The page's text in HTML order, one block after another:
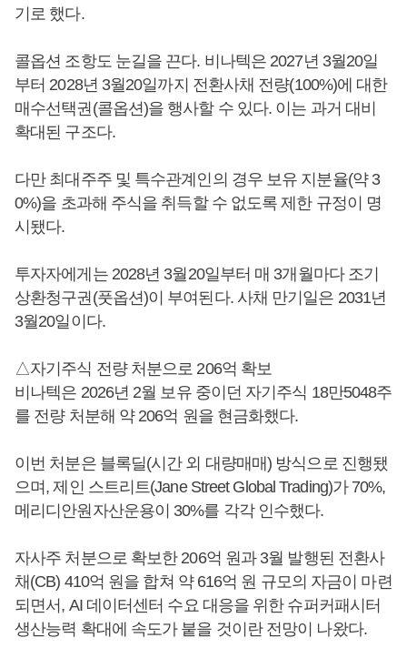
기로 했다.
콜옵션 조항도 눈길을 끈다. 비나텍은 2027년 3월20일
부터 2028년 3월20일까지 전환사채 전량(100%)에 대한
매수선택권(콜옵션)을 행사할 수 있다. 이는 과거 대비
확대된 구조다.
다만 최대주주 및 특수관계인의 경우 보유 지분율(약 3
0%)을 초과해 주식을 취득할 수 없도록 제한 규정이 명
시됐다.
투자자에게는 2028년 3월20일부터 매 3개월마다 조기
상환청구권(풋옵션)이 부여된다. 사채 만기일은 2031년
3월20일이다.
△자기주식 전량 처분으로 206억 확보
비나텍은 2026년 2월 보유 중이던 자기주식 18만5048주
를 전량 처분해 약 206억 원을 현금화했다.
이번 처분은 블록딜(시간 외 대량매매) 방식으로 진행됐
으며, 제인 스트리트(Jane Street Global Trading)가 70%,
메리디안원자산운용이 30%를 각각 인수했다.
자사주 처분으로 확보한 206억 원과 3월 발행된 전환사
채(CB) 410억 원을 합쳐 약 616억 원 규모의 자금이 마련
되면서, AI 데이터센터 수요 대응을 위한 슈퍼커패시터
생산능력 확대에 속도가 붙을 것이란 전망이 나왔다.